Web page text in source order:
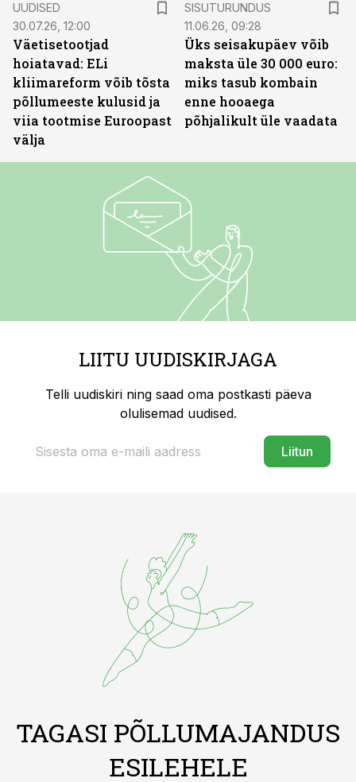
UUDISED
30.07.26, 12:00
Väetisetootjad
hoiatavad: ELi
kliimareform võib tõsta
põllumeeste kulusid ja
viia tootmise Euroopast
välja
SISUTURUNDUS
11.06.26, 09:28
Üks seisakupäev võib
maksta üle 30 000 euro:
miks tasub kombain
enne hooaega
põhjalikult üle vaadata
LIITU UUDISKIRJAGA
Telli uudiskiri ning saad oma postkasti päeva
olulisemad uudised.
Liitun
TAGASI PÕLLUMAJANDUS
ESILEHELE